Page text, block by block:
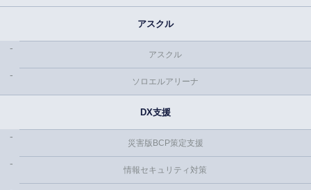
アスクル
アスクル
ソロエルアリーナ
DX支援
災害版BCP策定支援
情報セキュリティ対策